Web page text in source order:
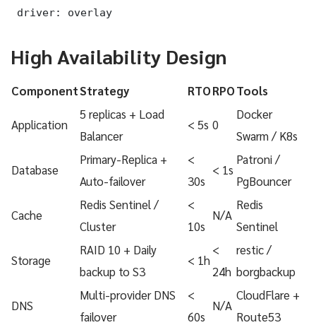
driver: overlay
High Availability Design
ComponentStrategy RTORPOTools
Application
5 replicas + Load
Balancer
< 5s 0
Docker
Swarm / K8s
Database
Primary-Replica +
Auto-failover
<
30s
< 1s
Patroni /
PgBouncer
Cache
Redis Sentinel /
Cluster
<
10s
N/A
Redis
Sentinel
Storage
RAID 10 + Daily
backup to S3
< 1h
<
24h
restic /
borgbackup
DNS
Multi-provider DNS
failover
<
60s
N/A
CloudFlare +
Route53